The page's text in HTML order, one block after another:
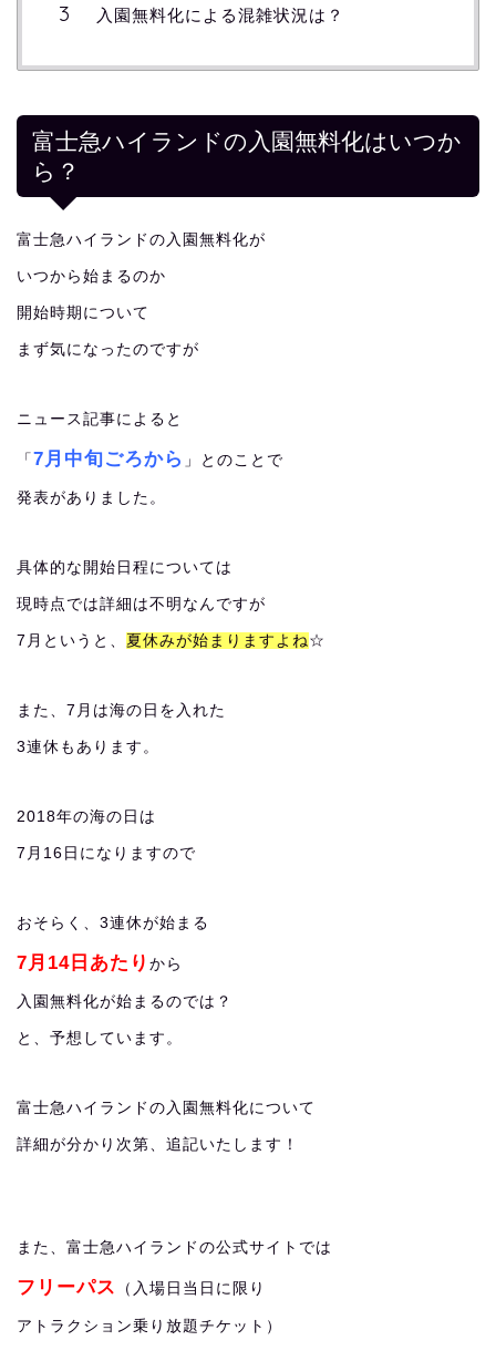
入園無料化による混雑状況は？
富士急ハイランドの入園無料化はいつか
ら？
富士急ハイランドの入園無料化が
いつから始まるのか
開始時期について
まず気になったのですが
ニュース記事によると
「 7月中旬ごろから 」とのことで
発表がありました。
具体的な開始日程については
現時点では詳細は不明なんですが
7月というと、 夏休みが始まりますよね☆
また、7月は海の日を入れた
3連休もあります。
2018年の海の日は
7月16日になりますので
おそらく、3連休が始まる
7月14日あたり から
入園無料化が始まるのでは？
と、予想しています。
富士急ハイランドの入園無料化について
詳細が分かり次第、追記いたします！
また、富士急ハイランドの公式サイトでは
フリーパス （入場日当日に限り
アトラクション乗り放題チケット）